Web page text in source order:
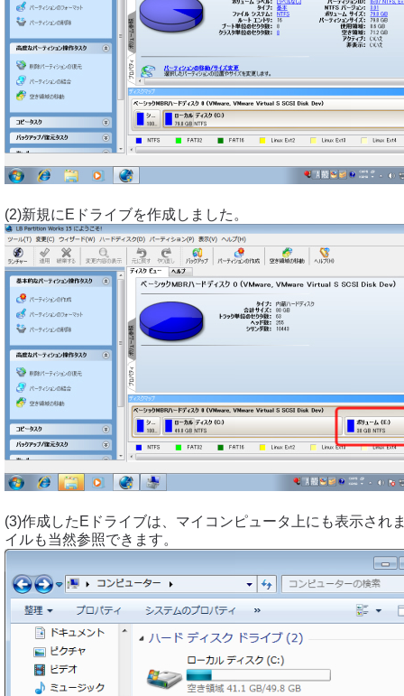
(2)新規にEドライブを作成しました。
(3)作成したEドライブは、マイコンピュータ上にも表示され
イルも当然参照できます。